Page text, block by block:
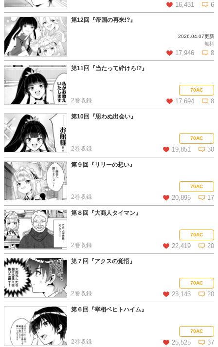
16,431 6
この話を読む コメントを見る
第12回『帝国の再来!?』
2026.04.07更新
無料
17,946 8
この話を読む コメントを見る
第11回『当たって砕けろ!?』
70AC
17,694 8
2巻収録
この話を読む コメントを見る
第10回『思わぬ出会い』
70AC
19,851 30
2巻収録
この話を読む コメントを見る
第９回『リリーの想い』
70AC
20,895 17
2巻収録
この話を読む コメントを見る
第８回『大商人タイマン』
70AC
22,419 20
2巻収録
この話を読む コメントを見る
第７回『アクスの覚悟』
70AC
23,143 20
2巻収録
この話を読む コメントを見る
第６回『宰相ベヒトハイム』
70AC
25,525 37
2巻収録